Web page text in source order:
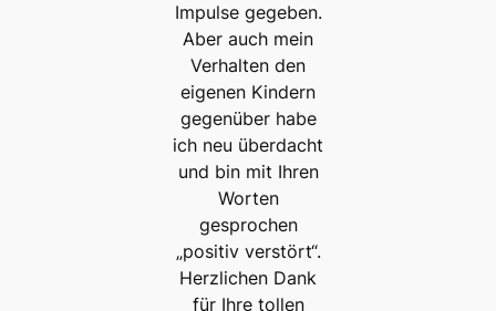
Impulse gegeben.
Aber auch mein
Verhalten den
eigenen Kindern
gegenüber habe
ich neu überdacht
und bin mit Ihren
Worten
gesprochen
„positiv verstört“.
Herzlichen Dank
für Ihre tollen